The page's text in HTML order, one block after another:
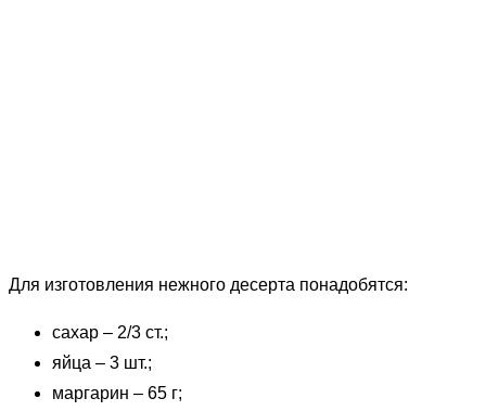
Для изготовления нежного десерта понадобятся:
сахар – 2/3 ст.;
яйца – 3 шт.;
маргарин – 65 г;